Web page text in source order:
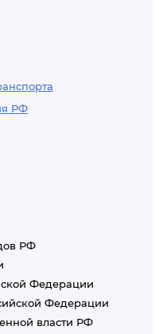
РФ
РФ
Федерации
Федерации
власти РФ